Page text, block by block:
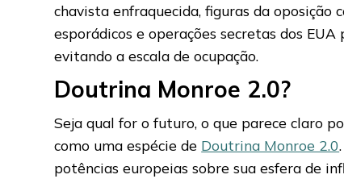
chavista enfraquecida, figuras da oposição
esporádicos e operações secretas dos
evitando a escala de ocupação.
Doutrina Monroe 2.0?
Seja qual for o futuro, o que parece claro
como uma espécie de Doutrina Monroe 2.0
potências europeias sobre sua esfera de